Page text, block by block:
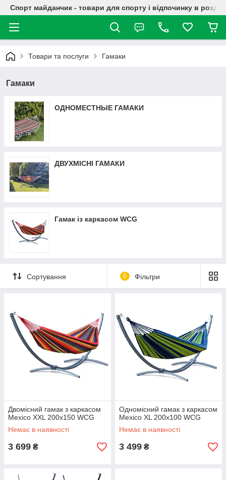
Спорт майданчик - товари для спорту і відпочинку в
Товари та послуги Гамаки
Гамаки
ОДНОМЕСТНЫЕ ГАМАКИ
ДВУХМІСНІ ГАМАКИ
Гамак із каркасом WCG
Сортування 0 Фільтри
Двомісний гамак з каркасом
Mexico XXL 200х150 WCG
Немає в наявності
3 699 ₴
Одномісний гамак з каркасом
Mexico XL 200х100 WCG
Немає в наявності
3 499 ₴